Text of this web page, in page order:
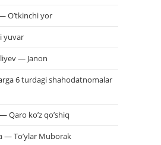
O’tkinchi yor
yuvar
— Janon
6 turdagi shahodatnomalar
Qaro ko’z qo’shiq
— To’ylar Muborak